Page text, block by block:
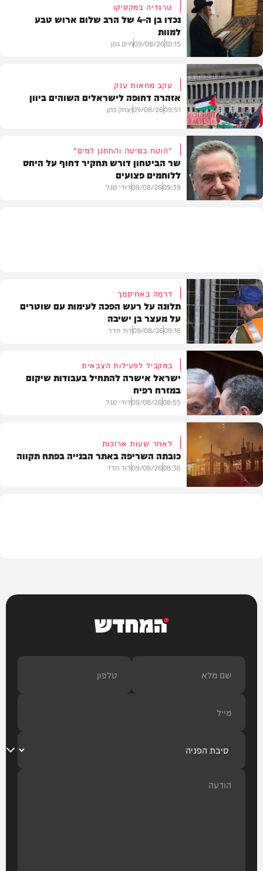
חדשות
טרגדיה במקסיקו
נכדו בן ה-4 של הרב שלום ארוש טבע
למוות
10:15
09/08/26חיים גפן
חדשות
עקב מחאות ענק
אזהרה דחופה לישראלים השוהים ביוון
09:51
09/08/26יצחק כהן
"הוטח במיטה והתחנן למים"
שר הביטחון דורש תחקיר דחוף על היחס
ללוחמים פצועים
09:39
09/08/26דודי סגל
חרדים
דרמה באחיסמך
תלונה על רעש הפכה לעימות עם שוטרים
על מעצר בן ישיבה
09:16
09/08/26דוד חדד
חדשות
במקביל לפעילות הצבאית
ישראל אישרה להתחיל בעבודות שיקום
במזרח רפיח
08:55
09/08/26דודי סגל
לאחר שעות ארוכות
כובתה השריפה באתר הבנייה בפתח תקווה
08:36
09/08/26דוד חדד
המחדש